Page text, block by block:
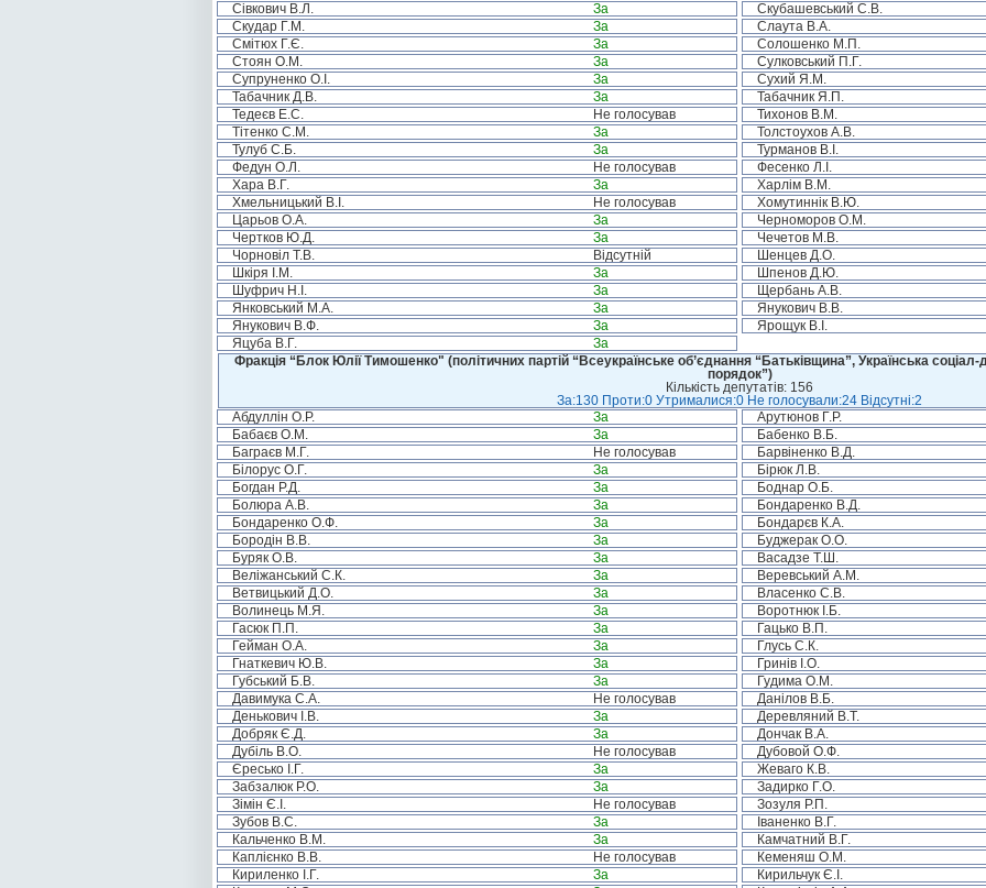
Сівкович В.Л.
За
Скубашевський С.В.
Скудар Г.М.
За
Слаута В.А.
Смітюх Г.Є.
За
Солошенко М.П.
Стоян О.М.
За
Сулковський П.Г.
Супруненко О.І.
За
Сухий Я.М.
Табачник Д.В.
За
Табачник Я.П.
Тедеєв Е.С.
Не голосував
Тихонов В.М.
Тітенко С.М.
За
Толстоухов А.В.
Тулуб С.Б.
За
Турманов В.І.
Федун О.Л.
Не голосував
Фесенко Л.І.
Хара В.Г.
За
Харлім В.М.
Хмельницький В.І.
Не голосував
Хомутиннік В.Ю.
Царьов О.А.
За
Черноморов О.М.
Чертков Ю.Д.
За
Чечетов М.В.
Чорновіл Т.В.
Відсутній
Шенцев Д.О.
Шкіря І.М.
За
Шпенов Д.Ю.
Шуфрич Н.І.
За
Щербань А.В.
Янковський М.А.
За
Янукович В.В.
Янукович В.Ф.
За
Ярощук В.І.
Яцуба В.Г.
За
Фракція “Блок Юлії Тимошенко" (політичних партій “Всеукраїнське об’єднання “Батьківщина”, Українська
порядок”)
Кількість депутатів: 156
За:130 Проти:0 Утрималися:0 Не голосували:24 Відсутні:2
Абдуллін О.Р.
За
Арутюнов Г.Р.
Бабаєв О.М.
За
Бабенко В.Б.
Баграєв М.Г.
Не голосував
Барвіненко В.Д.
Білорус О.Г.
За
Бірюк Л.В.
Богдан Р.Д.
За
Боднар О.Б.
Болюра А.В.
За
Бондаренко В.Д.
Бондаренко О.Ф.
За
Бондарєв К.А.
Бородін В.В.
За
Буджерак О.О.
Буряк О.В.
За
Васадзе Т.Ш.
Веліжанський С.К.
За
Веревський А.М.
Ветвицький Д.О.
За
Власенко С.В.
Волинець М.Я.
За
Воротнюк І.Б.
Гасюк П.П.
За
Гацько В.П.
Гейман О.А.
За
Глусь С.К.
Гнаткевич Ю.В.
За
Гринів І.О.
Губський Б.В.
За
Гудима О.М.
Давимука С.А.
Не голосував
Данілов В.Б.
Денькович І.В.
За
Деревляний В.Т.
Добряк Є.Д.
За
Дончак В.А.
Дубіль В.О.
Не голосував
Дубовой О.Ф.
Єресько І.Г.
За
Жеваго К.В.
Забзалюк Р.О.
За
Задирко Г.О.
Зімін Є.І.
Не голосував
Зозуля Р.П.
Зубов В.С.
За
Іваненко В.Г.
Кальченко В.М.
За
Камчатний В.Г.
Каплієнко В.В.
Не голосував
Кеменяш О.М.
Кириленко І.Г.
За
Кирильчук Є.І.